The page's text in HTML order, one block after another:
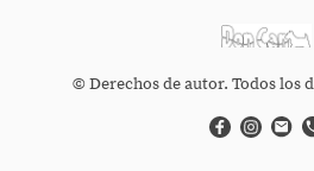
© Derechos de autor. Todos los